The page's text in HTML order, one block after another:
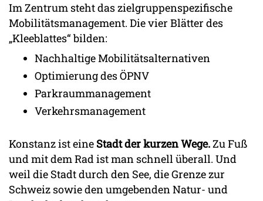
Im Zentrum steht das zielgruppenspezifische
Mobilitätsmanagement. Die vier Blätter des
„Kleeblattes“ bilden:
Nachhaltige Mobilitätsalternativen
Optimierung des ÖPNV
Parkraummanagement
Verkehrsmanagement
Konstanz ist eine Stadt der kurzen Wege.Zu Fuß
und mit dem Rad ist man schnell überall. Und
weil die Stadt durch den See, die Grenze zur
Schweiz sowie den umgebenden Natur- und